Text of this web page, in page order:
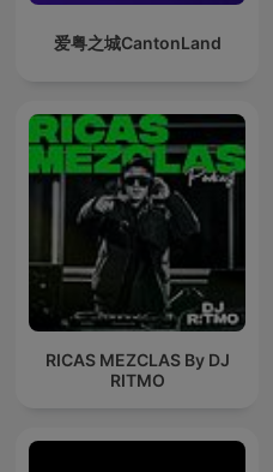
爱粤之城CantonLand
RICAS MEZCLAS By DJ
RITMO